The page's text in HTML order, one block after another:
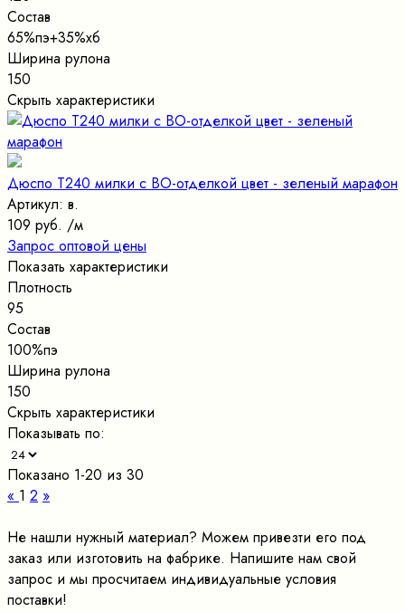
Состав
65%пэ+35%хб
Ширина рулона
150
Скрыть характеристики
Дюспо Т240 милки с ВО-отделкой цвет - зеленый марафон
Артикул: в.
109 руб. /м
Запрос оптовой цены
Показать характеристики
Плотность
95
Состав
100%пэ
Ширина рулона
150
Скрыть характеристики
Показывать по:
Показано 1-20 из 30
« 1 2 »
Не нашли нужный материал? Можем привезти его под
заказ или изготовить на фабрике. Напишите нам свой
запрос и мы просчитаем индивидуальные условия
поставки!